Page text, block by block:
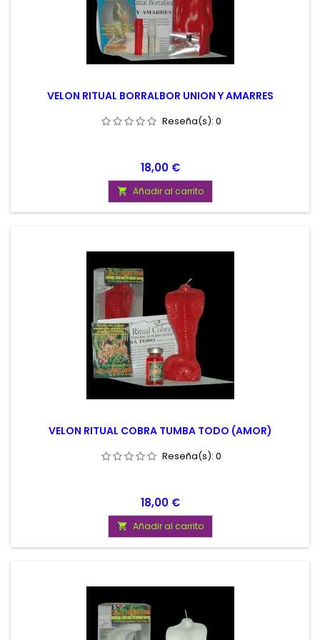
VELON RITUAL BORRALBOR UNION Y AMARRES
Reseña(s): 0
Precio
18,00 €
 Añadir al carrito
VELON RITUAL COBRA TUMBA TODO (AMOR)
Reseña(s): 0
Precio
18,00 €
 Añadir al carrito